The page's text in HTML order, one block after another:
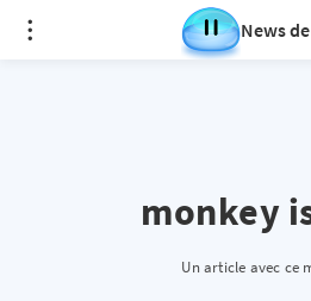
News
monkey
Un article avec ce